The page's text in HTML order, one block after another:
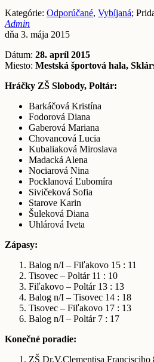
Kategórie: Odporúčané, Vybíjaná;
Admin
dňa 3. mája 2015
Dátum: 28. apríl 2015
Miesto: Mestská športová hala,
Hráčky ZŠ Slobody, Poltár:
Barkáčová Kristína
Fodorová Diana
Gaberová Mariana
Chovancová Lucia
Kubaliaková Miroslava
Madacká Alena
Nociarová Nina
Pocklanová Ľubomíra
Sivičeková Sofia
Starove Karin
Šuleková Diana
Uhlárová Iveta
Zápasy:
Balog n/I – Fiľakovo 15 : 11
Tisovec – Poltár 11 : 10
Fiľakovo – Poltár 13 : 13
Balog n/I – Tisovec 14 : 18
Tisovec – Fiľakovo 17 : 13
Balog n/I – Poltár 7 : 17
Konečné poradie:
ZŠ Dr.V.Clementisa